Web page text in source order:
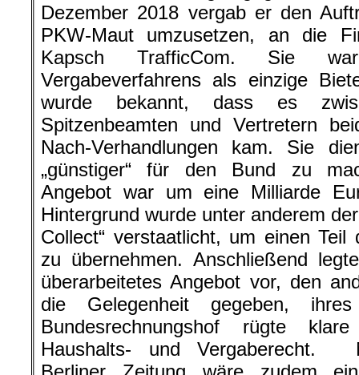
Dezember 2018 vergab er den
PKW-Maut umzusetzen, an die
Kapsch TrafficCom. Sie
Vergabeverfahrens als einzige
wurde bekannt, dass es
Spitzenbeamten und Vertretern
Nach-Verhandlungen kam. Sie
„günstiger“ für den Bund zu
Angebot war um eine Milliarde
Hintergrund wurde unter anderem
Collect“ verstaatlicht, um einen
zu übernehmen. Anschließend
überarbeitetes Angebot vor, den
die Gelegenheit gegeben,
Bundesrechnungshof rügte
Haushalts- und Vergaberecht.